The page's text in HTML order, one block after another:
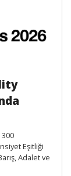
Eşitliği
Adalet ve